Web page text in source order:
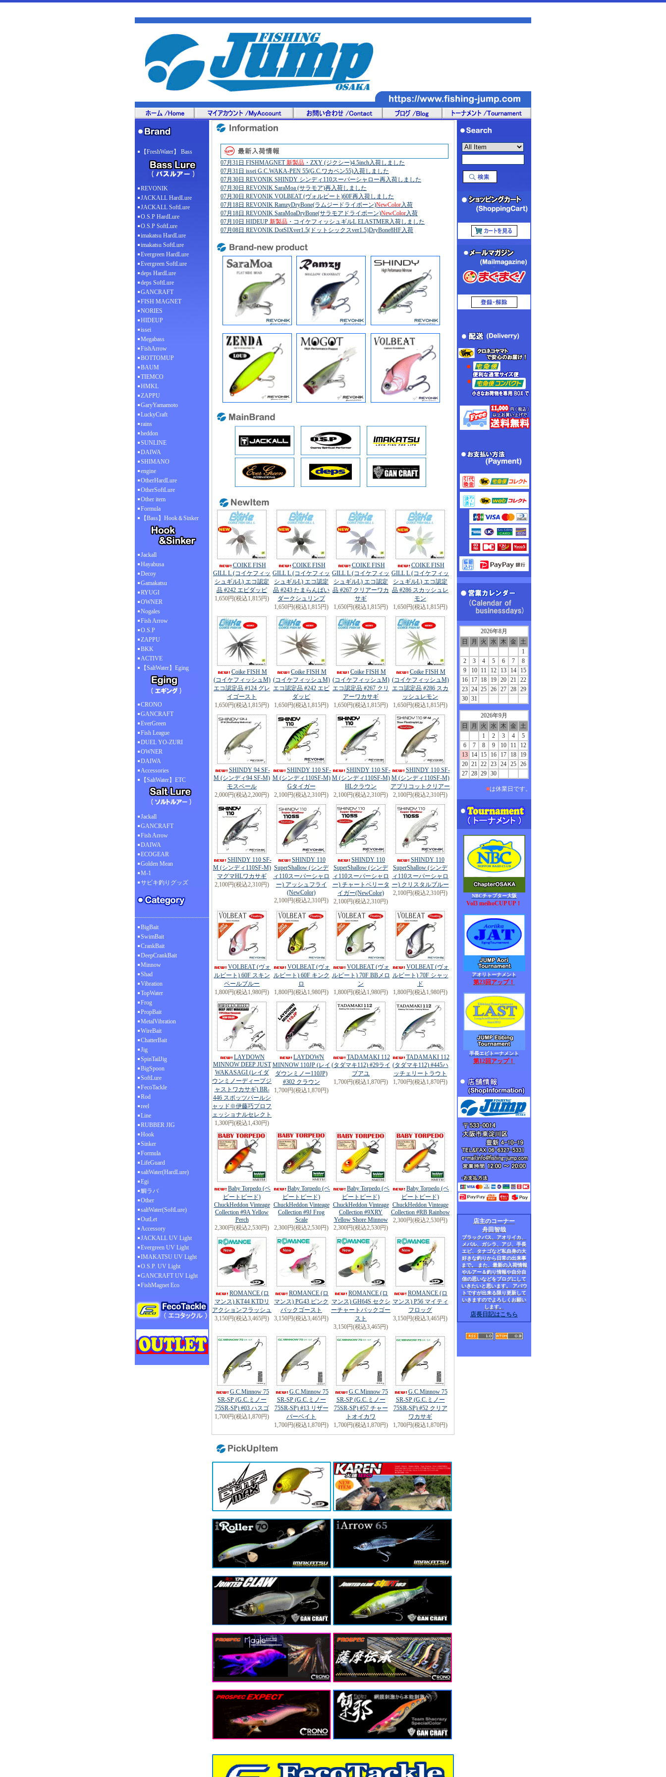
【FreshWater】 Bass
REVONIK
JACKALL HardLure
JACKALL SoftLure
O.S.P HardLure
O.S.P SoftLure
imakatsu HardLure
imakatsu SoftLure
Evergreen HardLure
Evergreen SoftLure
deps HardLure
deps SoftLure
GANCRAFT
FISH MAGNET
NORIES
HIDEUP
issei
Megabass
FishArrow
BOTTOMUP
BAUM
TIEMCO
HMKL
ZAPPU
GaryYamamoto
LuckyCraft
rains
heddon
SUNLINE
DAIWA
SHIMANO
engine
OtherHardLure
OtherSoftLure
Other item
Formula
【Bass】Hook＆Sinker
Jackall
Hayabusa
Decoy
Gamakatsu
RYUGI
OWNER
Nogales
Fish Arrow
O.S.P
ZAPPU
BKK
ACTIVE
【SaltWater】Eging
CRONO
GANCRAFT
EverGreen
Fish League
DUEL YO-ZURI
OWNER
DAIWA
Accessories
【SaltWater】ETC
Jackall
GANCRAFT
Fish Arrow
DAIWA
ECOGEAR
Golden Mean
M-1
サビキ釣りグッズ
BigBait
SwimBait
CrankBait
DeepCrankBait
Minnow
Shad
Vibration
TopWater
Frog
PropBait
MetalVibration
WireBait
ChatterBait
Jig
SpinTailJig
BigSpoon
SoftLure
FecoTackle
Rod
reel
Line
RUBBER JIG
Hook
Sinker
Formula
LifeGuard
saltWater(HardLure)
Egi
鯛ラバ
Other
saltWater(SoftLure)
OutLet
Accessory
JACKALL UV Light
Evergreen UV Light
IMAKATSU UV Light
O.S.P. UV Light
GANCRAFT UV Light
FishMagnet Eco
07月31日 FISHMAGNET新製品 ・ZXY (ジクシー)4.5inch入荷しました
07月31日 issei G.C.WAKA-PEN 55(G.C.ワカペン55)入荷しました
07月30日 REVONIK SHINDY シンディ110スーパーシャロー再入荷しました
07月30日 REVONIK SaraMoa (サラモア)再入荷しました
07月30日 REVONIK VOLBEAT (ヴォルビート)60F再入荷しました
07月18日 REVONIK RamzyDryBone(ラムジードライボーン)NewColor入荷
07月18日 REVONIK SaraMoaDryBone(サラモアドライボーン)NewColor入荷
07月10日 HIDEUP 新製品 ・コイケフィッシュギルL ELASTMER入荷しました
07月08日 REVONIK DotSIXver1.5(ドットシックスver1.5)DryBone8HF入荷
07月07日 NORIES MarunomiFlatKOBURI53(マルノミフラットコブリ53)入荷
07月07日 issei 沈み蟲(シズミムシ)1.8",2.2",2.6"再入荷しました
07月01日 REVONIK DotSIXver1.5 7+(ドットシックスver1.5 7+)入荷
07月01日 HIDEUP CoikeFishM(コイケフィッシュM)ELASTMER人気急上昇中!!
06月27日 REVONIK Ramzy(ラムジー)
NewColor入荷しました
06月27日 REVONIK SaraMoaHF(サラモアハイフローティング)
NewColor入荷
06月27日 REVONIK SaraMoaPORO(サラモアポロ)
入荷しました
06月27日 REVONIK SHINDY94SS(シンディ94スーパーシャロー)入荷しました
06月26日 Evergreen ZOWAZOWA(ゾワゾワ)4.5inch再入荷しました
06月23日 NORIES BIHADOU80(ビハドウ80)新色含め入荷しました
06月17日 NORIES
・TANNYFROGPopper(タニーフロッグポッパー)入荷
06月09日 NORIES
新製品
・ディーパーレンジコベイト入荷しました
06月03日 REVONIK SaraMoaPORO(サラモアポロ)入荷しました
06月03日 REVONIK Ramzy(ラムジー)入荷しました
06月03日 REVONIK RamzyDryBone(ラムジードライボーン)入荷
06月03日 REVONIK Shekiller78SF(シェキラー78SF)入荷しました
06月03日 REVONIK Shekiller78SP(シェキラー78SP)入荷しました
06月01日 issei 沈み蟲(シズミムシ)各サイズ再入荷しました
05月30日 Evergreen新製品
05月23日 REVONIK VOLBEAT(ヴォルビート)70F
05月23日 REVONIK VOLBEAT(ヴォルビート)60FNewColor入荷しました
05月22日 CRONO ショートギャフ400 CG限定カラー入荷しました
05月14日 Evergreen Lucy (ルーシー) 3.2inch(エコ認定品) 再入荷しました
04月29日 OSP新製品・DORAN127 (ドラン127)入荷しました
04月29日 OSP新製品・マイラーミノー2.5inch(エコ認定品)入荷しました
04月29日 REVONIK ZENDA LOUD(ゼンダラウド)
04月29日 HIDEUP
04月29日 HIDEUP Coike Mini(コイケミニ)エコ認定品入荷しました
04月28日 HIDEUP
新製品
・コイケフィッシュMエラストマー(エコ認定品)入荷
04月24日 NORIES
新製品・FLAPPYFLAT(フラッピーフラット)エコ認定品入荷
04月24日 FISHMAGNET新製品TYGAN110Bone(タイガン110ボーン)入荷
04月24日 FISHMAGNET ダウズスイマー∞240SFビブチューン入荷
04月23日 REVONIK
新製品 ・モゴットドライボーンタイプフリー)入荷
04月23日 REVONIK シンディ110SF-M NewColor入荷しました
04月22日 FISHMAGNET新製品GOOBUM (グーバン) 4.5inch入荷
04月22日 CRONO ティップランエギ Kestrel(ケストレル) 3.5寸入荷しました
04月21日 issei issei HeRaVib65S (ヘラバイブ65S)入荷
04月17日 Evergreen
新製品・ZOWAZOWA(ゾワゾワ)4.5入荷
04月08日 JACKALL MASTERCRANK(マスタークランク)45SR入荷しました
04月08日 JACKALL MASTERCRANK(マスタークランク)45MR入荷しました
04月08日 BKK FAST HEAD TG TYPE-F(エコ認定品)入荷しました
04月06日 NORIES LAYDOWN MINNOW MID 110F入荷しました
04月06日 GaryYamamoto エコワーム各種入荷しました
04月03日 OSP Rattlin' BLITZ MAX (ラトリンブリッツマックス)入荷しました
04月03日 OSP DoLiveStick (ドライブスティック) 3inch入荷しました
04月03日 OSP DoLiveStick (ドライブスティック) 3.5inch入荷しました
04月03日 OSP DoLiveCrawler (ドライブクローラー) 3.5inch入荷しました
04月03日 OSP DoLiveCrawler (ドライブクローラー) 4.5inch入荷しました
04月03日 OSP DoLiveCrawler (ドライブクローラー) 6.5inch入荷しました
04月03日 OSP PUレザーメッシュキャップ入荷しました
03月28日 REVONIK SaraMoaDryBone(サラモアドライボーン)NewColor入荷
03月28日 REVONIK シンディー110スーパーシャロー
入荷しました
03月26日 Evergreen
新製品・FlutterGIZMO(フラッターギズモ)入荷
03月26日 FISHMAGNET新製品・オクトパス入荷しました
03月19日 REVONIK VOLBEAT 60S (ヴォルビート60S)入荷しました
03月13日 Evergreen
新製品・ブルポイントシャッド4.5入荷
03月03日 REVONIK SaraMoa(サラモア) NewColor再入荷しました
03月03日 REVONIK シンディー94スーパーシャロー入荷しました
COIKE FISH
GILL L (コイケフィッ
シュギルL) エコ認定
品 #242 エビダッピ
1,650円(税込1,815円)
COIKE FISH
GILL L (コイケフィッ
シュギルL) エコ認定
品 #243 たまらんばい
ダークシュリンプ
1,650円(税込1,815円)
COIKE FISH
GILL L (コイケフィッ
シュギルL) エコ認定
品 #267 クリアーワカ
サギ
1,650円(税込1,815円)
COIKE FISH
GILL L (コイケフィッ
シュギルL) エコ認定
品 #286 スカッシュレ
モン
1,650円(税込1,815円)
Coike FISH M
(コイケフィッシュM)
エコ認定品 #124 グレ
イゴースト
1,650円(税込1,815円)
Coike FISH M
(コイケフィッシュM)
エコ認定品 #242 エビ
ダッピ
1,650円(税込1,815円)
Coike FISH M
(コイケフィッシュM)
エコ認定品 #267 クリ
アーワカサギ
1,650円(税込1,815円)
Coike FISH M
(コイケフィッシュM)
エコ認定品 #286 スカ
ッシュレモン
1,650円(税込1,815円)
SHINDY 94 SF-
M (シンディ94 SF-M)
モスベール
2,000円(税込2,200円)
SHINDY 110 SF-
M (シンディ110SF-M)
Gタイガー
2,100円(税込2,310円)
SHINDY 110 SF-
M (シンディ110SF-M)
HLクラウン
2,100円(税込2,310円)
SHINDY 110 SF-
M (シンディ110SF-M)
アプリコットクリアー
2,100円(税込2,310円)
SHINDY 110 SF-
M (シンディ110SF-M)
マグマHLワカサギ
2,100円(税込2,310円)
SHINDY 110
SuperShallow (シンデ
ィ110スーパーシャロ
ー) アッシュフライ
(NewColor)
2,100円(税込2,310円)
SHINDY 110
SuperShallow (シンデ
ィ110スーパーシャロ
ー) チャートベリータ
イガー(NewColor)
2,100円(税込2,310円)
SHINDY 110
SuperShallow (シンデ
ィ110スーパーシャロ
ー) クリスタルブルー
2,100円(税込2,310円)
VOLBEAT (ヴォ
ルビート) 60F スキン
ペールブルー
1,800円(税込1,980円)
VOLBEAT (ヴォ
ルビート) 60F キンク
ロ
1,800円(税込1,980円)
VOLBEAT (ヴォ
ルビート) 70F BBメロ
ン
1,800円(税込1,980円)
VOLBEAT (ヴォ
ルビート) 70F シャッ
ド
1,800円(税込1,980円)
LAYDOWN
MINNOW DEEP JUST
WAKASAGI (レイダ
ウンミノーディープジ
ャストワカサギ) BR-
446 スポッツパールシ
ャッド※伊藤巧プロフ
ェッショナルセレクト
1,300円(税込1,430円)
LAYDOWN
MINNOW 110JP (レイ
ダウンミノー110JP)
#302 クラウン
1,700円(税込1,870円)
TADAMAKI 112
(タダマキ112) #29ライ
ブアユ
1,700円(税込1,870円)
TADAMAKI 112
(タダマキ112) #445ハ
ッチェリートラウト
1,700円(税込1,870円)
Baby Torpedo (ベ
ビートピード)
ChuckHeddon Vinteage
Collection #9A Yellow
Perch
2,300円(税込2,530円)
Baby Torpedo (ベ
ビートピード)
ChuckHeddon Vinteage
Collection #9J Frog
Scale
2,300円(税込2,530円)
Baby Torpedo (ベ
ビートピード)
ChuckHeddon Vinteage
Collection #9XRY
Yellow Shore Minnow
2,300円(税込2,530円)
Baby Torpedo (ベ
ビートピード)
ChuckHeddon Vinteage
Collection #RB Rainbow
2,300円(税込2,530円)
ROMANCE (ロ
マンス) KT44 KTDリ
アクションフラッシュ
3,150円(税込3,465円)
ROMANCE (ロ
マンス) PG43 ピンク
バックゴースト
3,150円(税込3,465円)
ROMANCE (ロ
マンス) GH64S セクシ
ーチャートバックゴー
スト
3,150円(税込3,465円)
ROMANCE (ロ
マンス) P56 マイティ
フロッグ
3,150円(税込3,465円)
G.C.Minnow 75
SR-SP (G.C.ミノー
75SR-SP) #03 ハスゴ
1,700円(税込1,870円)
G.C.Minnow 75
SR-SP (G.C.ミノー
75SR-SP) #13 リザー
バーベイト
1,700円(税込1,870円)
G.C.Minnow 75
SR-SP (G.C.ミノー
75SR-SP) #57 チャー
トオイカワ
1,700円(税込1,870円)
G.C.Minnow 75
SR-SP (G.C.ミノー
75SR-SP) #52 クリア
ワカサギ
1,700円(税込1,870円)
2026年8月
日
月 火 水 木 金
土
1
2
3 4 5 6 7
8
9
10 11 12 13 14
15
16
17 18 19 20 21
22
23 24 25 26 27 28 29
30 31
2026年9月
日
月 火 水 木 金
土
1
2 3 4
5
6
7 8 9 10 11
12
13
14 15 16 17 18
19
20 21 22 23 24 25 26
27 28 29 30
■は休業日です。
NBCチャプター大阪
Vol3 meihoCUP UP！
アオリトーナメント
第23回アップ！
手長エビトーナメント
第12回アップ！
店主のコーナー
舟田智哉
ブラックバス、アオリイカ、
メバル、ガシラ、アジ、手長
エビ、タナゴなど私自身の大
好きな釣りから日常の出来事
まで。 また、最新の入荷情報
やルアー＆釣り情報や自分自
信の思いなどをブログにして
いきたいと思います。 アバウ
トですが出来る限り更新して
いきますのでよろしくお願い
します。
店長日記はこちら